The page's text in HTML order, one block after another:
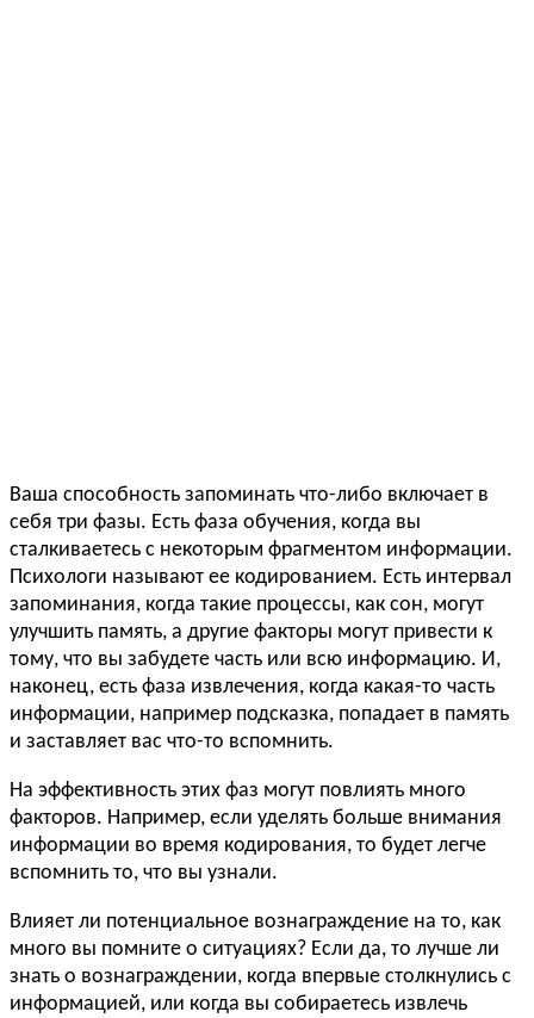
Ваша способность запоминать что-либо включает в
себя три фазы. Есть фаза обучения, когда вы
сталкиваетесь с некоторым фрагментом информации.
Психологи называют ее кодированием. Есть интервал
запоминания, когда такие процессы, как сон, могут
улучшить память, а другие факторы могут привести к
тому, что вы забудете часть или всю информацию. И,
наконец, есть фаза извлечения, когда какая-то часть
информации, например подсказка, попадает в память
и заставляет вас что-то вспомнить.
На эффективность этих фаз могут повлиять много
факторов. Например, если уделять больше внимания
информации во время кодирования, то будет легче
вспомнить то, что вы узнали.
Влияет ли потенциальное вознаграждение на то, как
много вы помните о ситуациях? Если да, то лучше ли
знать о вознаграждении, когда впервые столкнулись с
информацией, или когда вы собираетесь извлечь